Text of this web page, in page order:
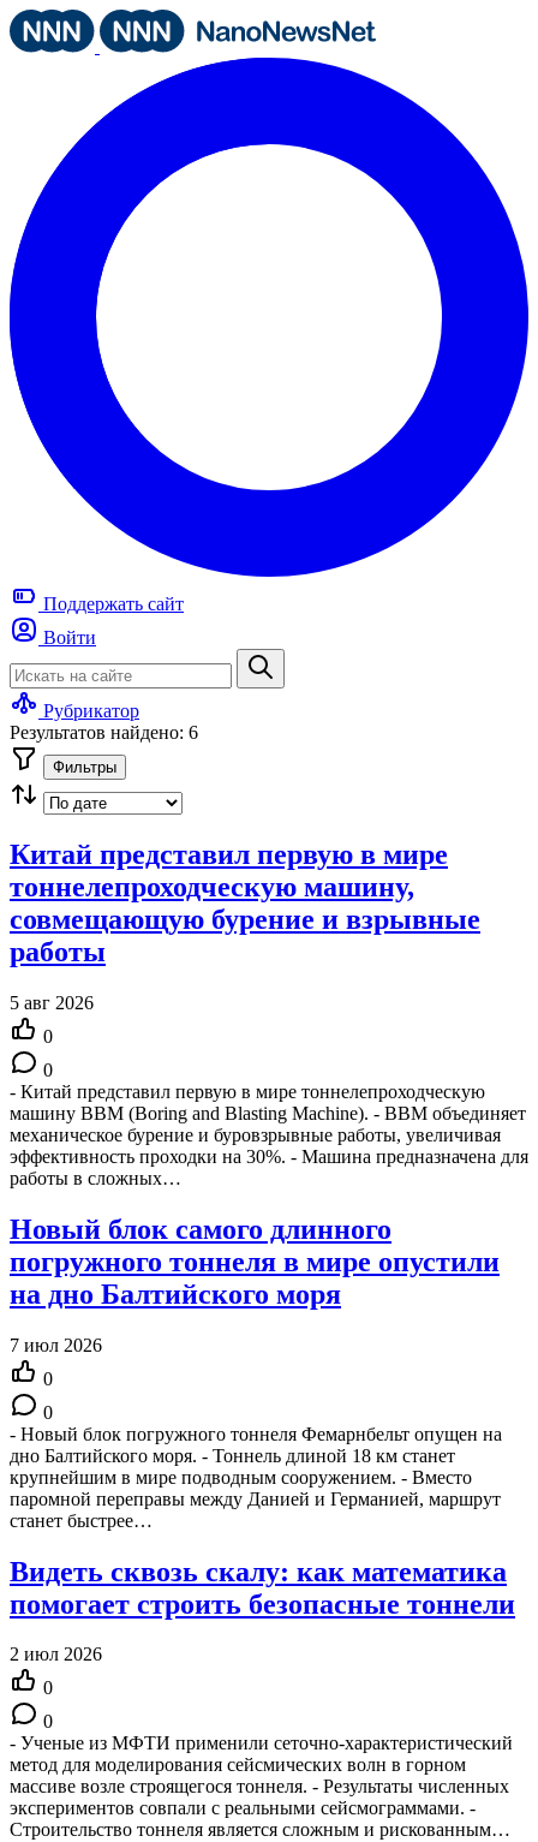
Поддержать сайт
Войти
Рубрикатор
Результатов найдено: 6
Фильтры
Китай представил первую в мире
тоннелепроходческую машину,
совмещающую бурение и взрывные
работы
5 авг 2026
0
0
- Китай представил первую в мире тоннелепроходческую
машину BBM (Boring and Blasting Machine). - BBM объединяет
механическое бурение и буровзрывные работы, увеличивая
эффективность проходки на 30%. - Машина предназначена для
работы в сложных…
Новый блок самого длинного
погружного тоннеля в мире опустили
на дно Балтийского моря
7 июл 2026
0
0
- Новый блок погружного тоннеля Фемарнбельт опущен на
дно Балтийского моря. - Тоннель длиной 18 км станет
крупнейшим в мире подводным сооружением. - Вместо
паромной переправы между Данией и Германией, маршрут
станет быстрее…
Видеть сквозь скалу: как математика
помогает строить безопасные тоннели
2 июл 2026
0
0
- Ученые из МФТИ применили сеточно-характеристический
метод для моделирования сейсмических волн в горном
массиве возле строящегося тоннеля. - Результаты численных
экспериментов совпали с реальными сейсмограммами. -
Строительство тоннеля является сложным и рискованным…